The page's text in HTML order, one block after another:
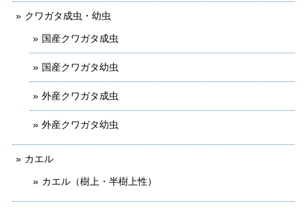
クワガタ成虫・幼虫
国産クワガタ成虫
国産クワガタ幼虫
外産クワガタ成虫
外産クワガタ幼虫
カエル
カエル（樹上・半樹上性）